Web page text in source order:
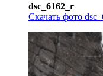
dsc_6162_r
Скачать фото